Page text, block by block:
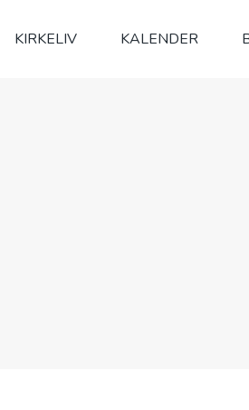
KIRKELIV KALENDER